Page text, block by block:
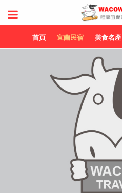
首頁 宜蘭民宿 美食名產